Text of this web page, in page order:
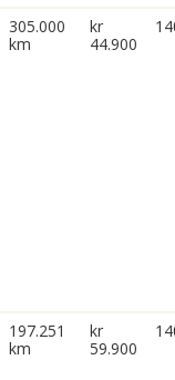
305.000
km
kr
44.900
197.251
km
kr
59.900